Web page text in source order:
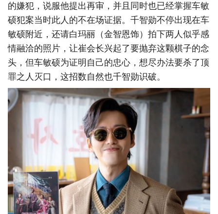
的嫌犯，说服他提出再审，并且同时也已经掌握车敏
硕犯案当时此人的不在场证据。千智勋不停出现在车
敏硕附近，还请白玛丽（金智恩饰）拍下两人似乎感
情融洽的照片，让崔会长兴起了要抛弃这颗棋子的念
头，但车敏硕为证明自己的忠心，想尽办法要杀了顶
罪之人灭口，这招数自然也千智勋识破。